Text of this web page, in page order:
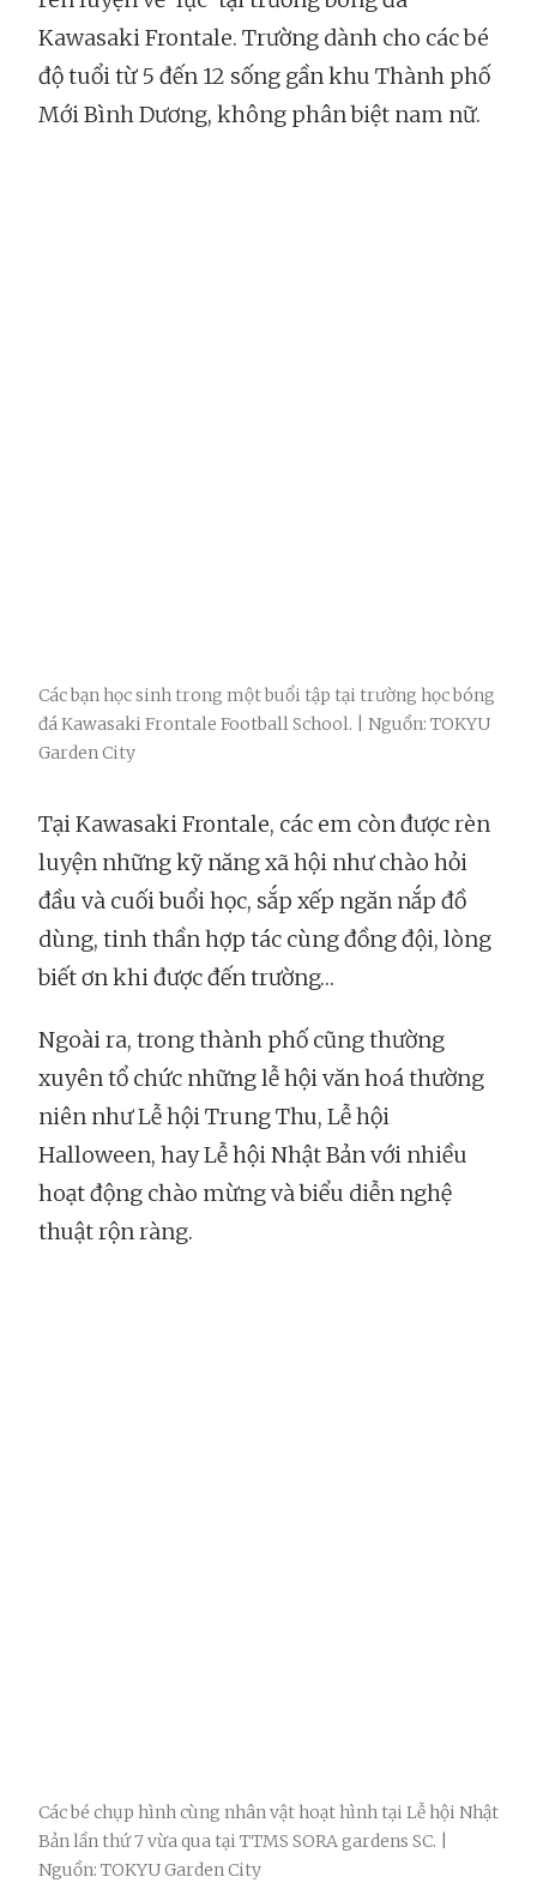
Kawasaki Frontale. Trường dành cho các bé
độ tuổi từ 5 đến 12 sống gần khu Thành phố
Mới Bình Dương, không phân biệt nam nữ.
Các bạn học sinh trong một buổi tập tại trường học bóng
đá Kawasaki Frontale Football School. | Nguồn: TOKYU
Garden City
Tại Kawasaki Frontale, các em còn được rèn
luyện những kỹ năng xã hội như chào hỏi
đầu và cuối buổi học, sắp xếp ngăn nắp đồ
dùng, tinh thần hợp tác cùng đồng đội, lòng
biết ơn khi được đến trường…
Ngoài ra, trong thành phố cũng thường
xuyên tổ chức những lễ hội văn hoá thường
niên như Lễ hội Trung Thu, Lễ hội
Halloween, hay Lễ hội Nhật Bản với nhiều
hoạt động chào mừng và biểu diễn nghệ
thuật rộn ràng.
Các bé chụp hình cùng nhân vật hoạt hình tại Lễ hội Nhật
Bản lần thứ 7 vừa qua tại TTMS SORA gardens SC. |
Nguồn: TOKYU Garden City